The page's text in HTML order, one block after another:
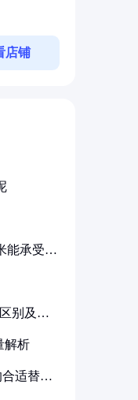
店铺
能承受多
别及其
解析
合适替代